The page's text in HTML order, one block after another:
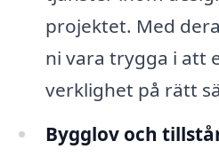
projektet. Med
ni vara trygga i att
verklighet på rätt
Bygglov och